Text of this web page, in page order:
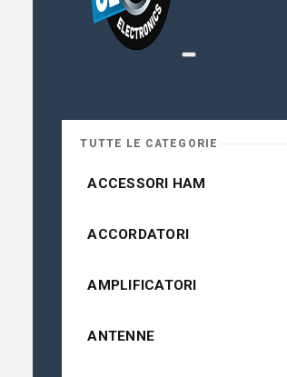
TUTTE LE CATEGORIE
ACCESSORI HAM
ACCORDATORI
AMPLIFICATORI
ANTENNE